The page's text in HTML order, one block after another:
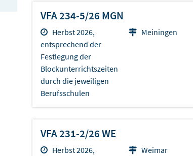
VFA 234-5/26 MGN
Herbst 2026,
entsprechend der
Festlegung der
Blockunterrichtszeiten
durch die jeweiligen
Berufsschulen
Meiningen
VFA 231-2/26 WE
Herbst 2026,
Weimar